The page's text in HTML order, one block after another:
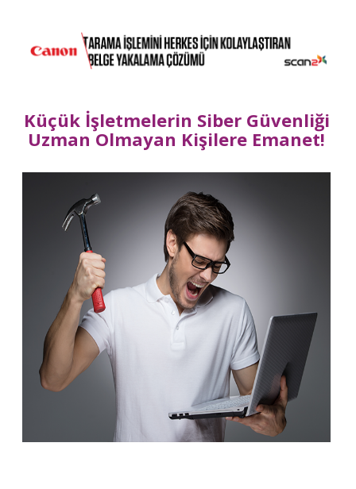
Küçük İşletmelerin Siber Güvenliği
Uzman Olmayan Kişilere Emanet!